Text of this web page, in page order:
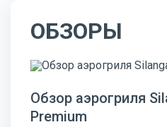
ОБЗОРЫ
Обзор аэрогриля
Premium